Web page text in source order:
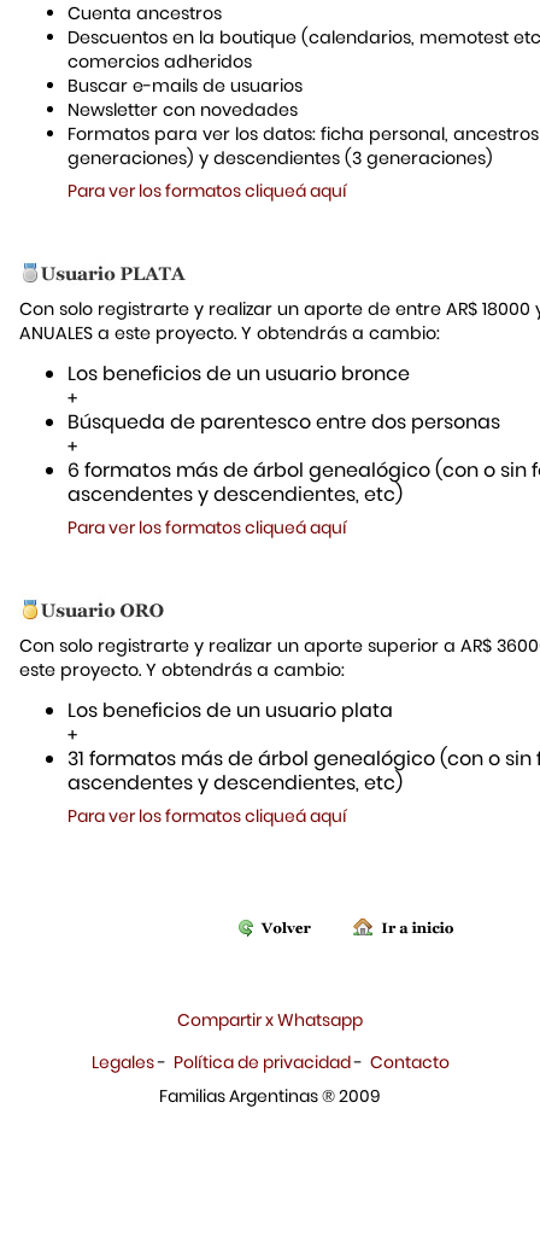
Cuenta ancestros
Descuentos en la boutique (calendarios, memotest
comercios adheridos
Buscar e-mails de usuarios
Newsletter con novedades
Formatos para ver los datos: ficha personal,
generaciones) y descendientes (3 generaciones)
Para ver los formatos cliqueá aquí
Con solo registrarte y realizar un aporte de entre AR$ 18000
ANUALES a este proyecto. Y obtendrás a cambio:
Los beneficios de un usuario bronce
+
Búsqueda de parentesco entre dos personas
+
6 formatos más de árbol genealógico (con o sin
ascendentes y descendientes, etc)
Para ver los formatos cliqueá aquí
Con solo registrarte y realizar un aporte superior a AR$
este proyecto. Y obtendrás a cambio:
Los beneficios de un usuario plata
+
31 formatos más de árbol genealógico (con o sin
ascendentes y descendientes, etc)
Para ver los formatos cliqueá aquí
Compartir x Whatsapp
Legales- Política de privacidad- Contacto
Familias Argentinas ® 2009